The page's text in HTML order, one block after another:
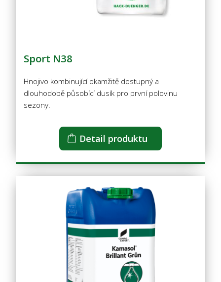
Sport N38
Hnojivo kombinující okamžitě dostupný a
dlouhodobě působící dusík pro první polovinu
sezony.
Detail produktu